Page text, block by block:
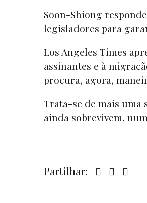
Soon-Shiong
legisladores para
Los Angeles Times
assinantes e à
procura, agora,
Trata-se de mais uma
ainda sobrevivem,
Partilhar: